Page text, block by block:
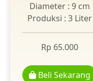
Diameter : 9 cm
Produksi : 3 Liter
Rp 65.000
Beli Sekarang